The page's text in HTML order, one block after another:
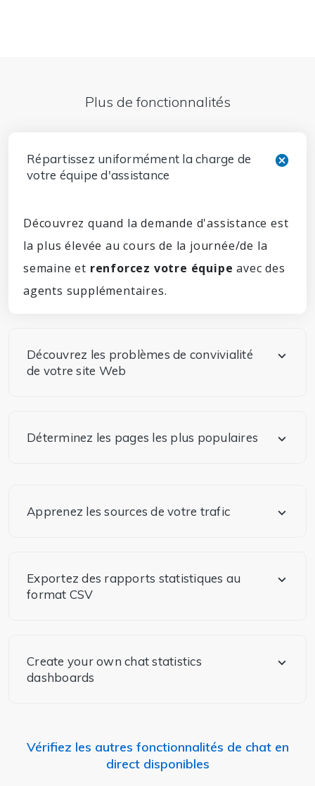
Plus de fonctionnalités
Répartissez uniformément la charge de
votre équipe d'assistance
Découvrez quand la demande d'assistance est
la plus élevée au cours de la journée/de la
semaine et renforcez votre équipe avec des
agents supplémentaires.
Découvrez les problèmes de convivialité
de votre site Web
Déterminez les pages les plus populaires
Apprenez les sources de votre trafic
Exportez des rapports statistiques au
format CSV
Create your own chat statistics
dashboards
Vérifiez les autres fonctionnalités de chat en
direct disponibles